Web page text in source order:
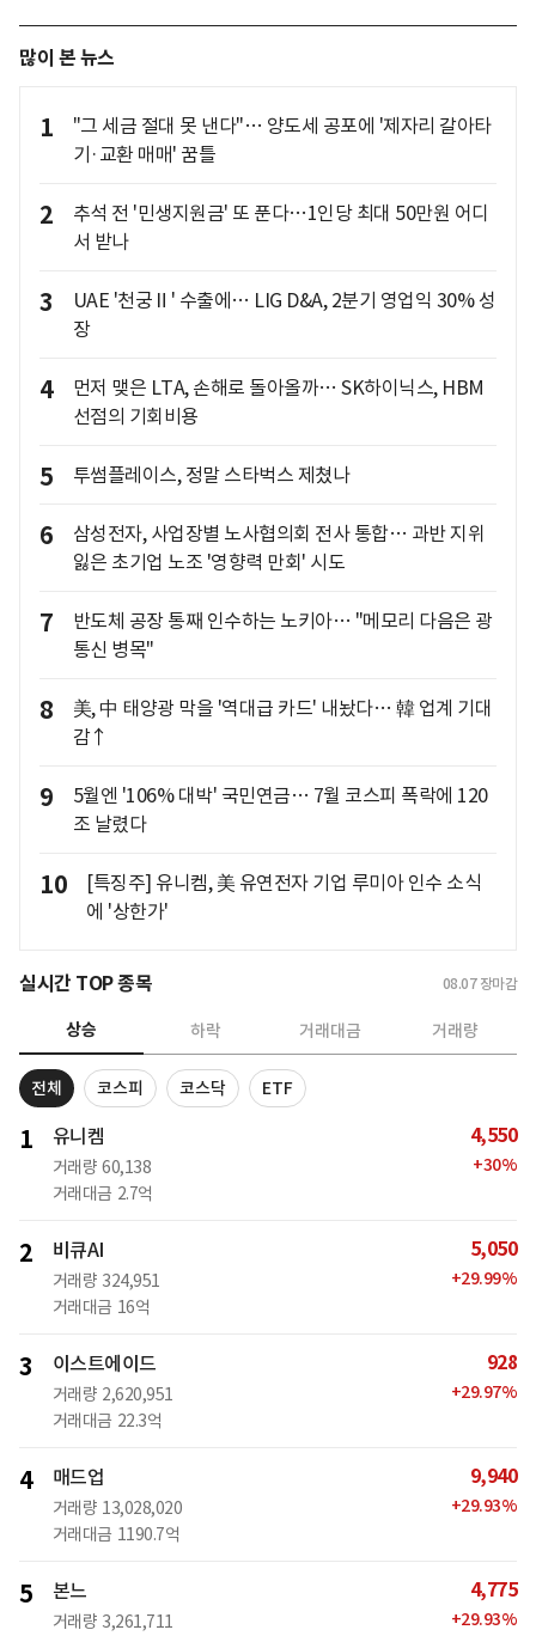
많이 본 뉴스
1
"그 세금 절대 못 낸다"… 양도세 공포에 '제자리 갈아타
기·교환 매매' 꿈틀
2
추석 전 '민생지원금' 또 푼다…1인당 최대 50만원 어디
서 받나
3
UAE '천궁Ⅱ' 수출에… LIG D&A, 2분기 영업익 30% 성
장
4
먼저 맺은 LTA, 손해로 돌아올까… SK하이닉스, HBM
선점의 기회비용
5 투썸플레이스, 정말 스타벅스 제쳤나
6
삼성전자, 사업장별 노사협의회 전사 통합… 과반 지위
잃은 초기업 노조 '영향력 만회' 시도
7
반도체 공장 통째 인수하는 노키아… "메모리 다음은 광
통신 병목"
8
美, 中 태양광 막을 '역대급 카드' 내놨다… 韓 업계 기대
감↑
9
5월엔 '106% 대박' 국민연금… 7월 코스피 폭락에 120
조 날렸다
10
[특징주] 유니켐, 美 유연전자 기업 루미아 인수 소식
에 '상한가'
실시간 TOP 종목 08.07 장마감
상승 하락 거래대금 거래량
전체 코스피 코스닥 ETF
1 유니켐
거래량 60,138
거래대금 2.7억
4,550
+30%
2 비큐AI
거래량 324,951
거래대금 16억
5,050
+29.99%
3 이스트에이드
거래량 2,620,951
거래대금 22.3억
928
+29.97%
4 매드업
거래량 13,028,020
거래대금 1190.7억
9,940
+29.93%
5 본느
거래량 3,261,711
4,775
+29.93%